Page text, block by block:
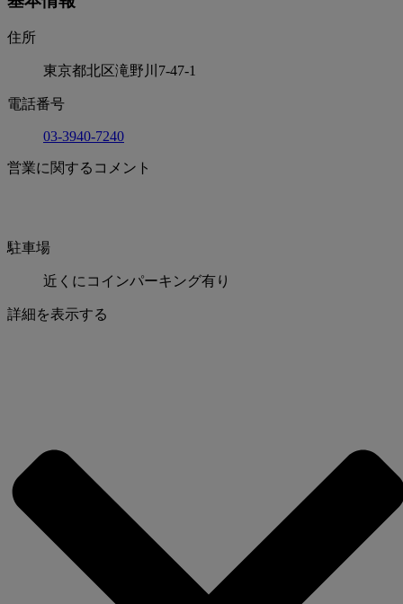
住所
東京都北区滝野川7-47-1
電話番号
03-3940-7240
営業に関するコメント
駐車場
近くにコインパーキング有り
詳細を表示する